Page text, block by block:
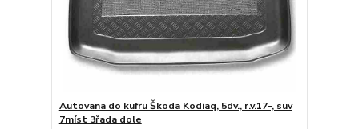
Autovana do kufru Škoda Kodiaq, 5dv., r.v.17-, suv
7míst 3řada dole